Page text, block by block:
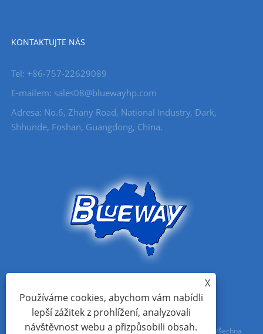
KONTAKTUJTE NÁS
Tel: +86-757-22629089
E-mailem: sales08@bluewayhp.com
Adresa: No.6, Zhany Road, National Industry, Dark,
Shhunde, Foshan, Guangdong, China.
Copyright © 2021 Foshan Blueway Electric Appliances Co., Ltd Všechna
X
Používáme cookies, abychom vám nabídli
lepší zážitek z prohlížení, analyzovali
návštěvnost webu a přizpůsobili obsah.